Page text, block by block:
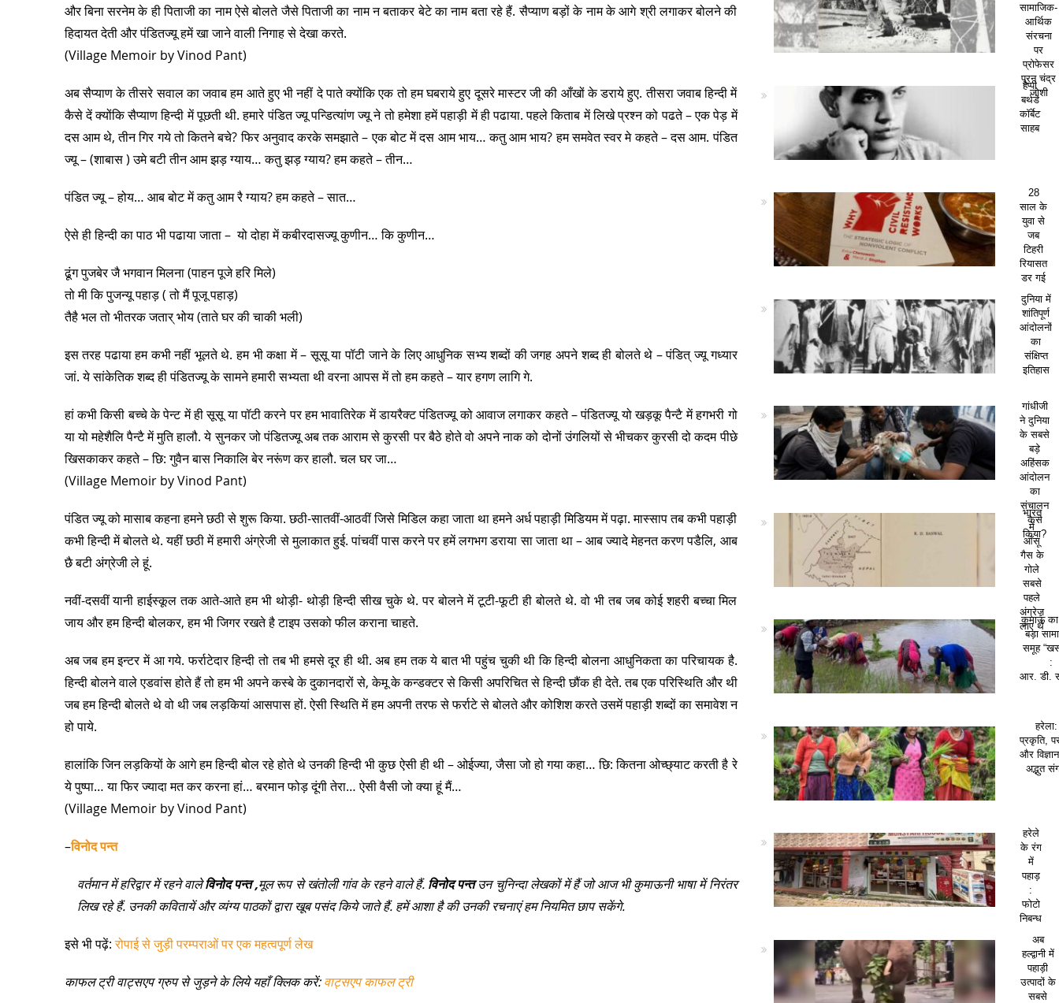
और बिना सरनेम के ही पिताजी का नाम ऐसे बोलते जैसे पिताजी का नाम न बताकर बेटे का नाम बता रहे हैं. सैप्याण बड़ों के नाम के आगे श्री लगाकर बोलने की
हिदायत देती और पंडितज्यू हमें खा जाने वाली निगाह से देखा करते.
(Village Memoir by Vinod Pant)
अब सैप्याण के तीसरे सवाल का जवाब हम आते हुए भी नहीं दे पाते क्योंकि एक तो हम घबराये हुए दूसरे मास्टर जी की आँखों के डराये हुए. तीसरा जवाब हिन्दी में
कैसे दें क्योंकि सैप्याण हिन्दी में पूछती थी. हमारे पंडित ज्यू पन्डित्यांण ज्यू ने तो हमेशा हमें पहाड़ी में ही पढाया. पहले किताब में लिखे प्रश्न को पढते – एक पेड़ में
दस आम थे, तीन गिर गये तो कितने बचे? फिर अनुवाद करके समझाते – एक बोट में दस आम भाय… कतु आम भाय? हम समवेत स्वर मे कहते – दस आम. पंडित
ज्यू – (शाबास ) उमे बटी तीन आम झड़ ग्याय… कतु झड़ ग्याय? हम कहते – तीन…
पंडित ज्यू – होय… आब बोट में कतु आम रै ग्याय? हम कहते – सात…
ऐसे ही हिन्दी का पाठ भी पढाया जाता – यो दोहा में कबीरदासज्यू कुणीन… कि कुणीन…
ढूंग पुजबेर जै भगवान मिलना (पाहन पूजे हरि मिले)
तो मी कि पुजन्यू पहाड़ ( तो मैं पूजू पहाड़)
तैहै भल तो भीतरक जतार् भोय (ताते घर की चाकी भली)
इस तरह पढाया हम कभी नहीं भूलते थे. हम भी कक्षा में – सूसू या पॉटी जाने के लिए आधुनिक सभ्य शब्दों की जगह अपने शब्द ही बोलते थे – पंडित् ज्यू गध्यार
जां. ये सांकेतिक शब्द ही पंडितज्यू के सामने हमारी सभ्यता थी वरना आपस में तो हम कहते – यार हगण लागि गे.
हां कभी किसी बच्चे के पेन्ट में ही सूसू या पॉटी करने पर हम भावातिरेक में डायरैक्ट पंडितज्यू को आवाज लगाकर कहते – पंडितज्यू यो खड़कू पैन्टै में हगभरी गो
या यो महेशैलि पैन्टै में मुति हालौ. ये सुनकर जो पंडितज्यू अब तक आराम से कुरसी पर बैठे होते वो अपने नाक को दोनों उंगलियों से भीचकर कुरसी दो कदम पीछे
खिसकाकर कहते – छि: गुवैन बास निकालि बेर नरूंण कर हालौ. चल घर जा…
(Village Memoir by Vinod Pant)
पंडित ज्यू को मासाब कहना हमने छठी से शुरू किया. छठी-सातवीं-आठवीं जिसे मिडिल कहा जाता था हमने अर्ध पहाड़ी मिडियम में पढ़ा. मास्साप तब कभी पहाड़ी
कभी हिन्दी में बोलते थे. यहीं छठी में हमारी अंग्रेजी से मुलाकात हुई. पांचवीं पास करने पर हमें लगभग डराया सा जाता था – आब ज्यादे मेहनत करण पडैलि, आब
छै बटी अंग्रेजी ले हूं.
नवीं-दसवीं यानी हाईस्कूल तक आते-आते हम भी थोड़ी- थोड़ी हिन्दी सीख चुके थे. पर बोलने में टूटी-फूटी ही बोलते थे. वो भी तब जब कोई शहरी बच्चा मिल
जाय और हम हिन्दी बोलकर, हम भी जिगर रखते है टाइप उसको फील कराना चाहते.
अब जब हम इन्टर में आ गये. फर्राटेदार हिन्दी तो तब भी हमसे दूर ही थी. अब हम तक ये बात भी पहुंच चुकी थी कि हिन्दी बोलना आधुनिकता का परिचायक है.
हिन्दी बोलने वाले एडवांस होते हैं तो हम भी अपने कस्बे के दुकानदारों से, केमू के कन्डक्टर से किसी अपरिचित से हिन्दी छौंक ही देते. तब एक परिस्थिति और थी
जब हम हिन्दी बोलते थे वो थी जब लड़कियां आसपास हों. ऐसी स्थिति में हम अपनी तरफ से फर्राटे से बोलते और कोशिश करते उसमें पहाड़ी शब्दों का समावेश न
हो पाये.
हालांकि जिन लड़कियों के आगे हम हिन्दी बोल रहे होते थे उनकी हिन्दी भी कुछ ऐसी ही थी – ओईज्या, जैसा जो हो गया कहा… छि: कितना ओच्छ्याट करती है रे
ये पुष्पा… या फिर ज्यादा मत कर करना हां… बरमान फोड़ दूंगी तेरा… ऐसी वैसी जो क्या हूं मैं…
(Village Memoir by Vinod Pant)
–विनोद पन्त
वर्तमान में हरिद्वार में रहने वालेविनोद पन्त ,मूल रूप से खंतोली गांव के रहने वाले हैं. विनोद पन्तउन चुनिन्दा लेखकों में हैं जो आज भी कुमाऊनी भाषा में निरंतर
लिख रहे हैं. उनकी कवितायें और व्यंग्य पाठकों द्वारा खूब पसंद किये जाते हैं. हमें आशा है की उनकी रचनाएं हम नियमित छाप सकेंगे.
इसे भी पढ़ें:रोपाई से जुड़ी परम्पराओं पर एक महत्वपूर्ण लेख
काफल ट्री वाट्सएप ग्रुप से जुड़ने के लिये यहाँ क्लिक करें:वाट्सएप काफल ट्री
सामाजिक-
आर्थिक
संरचना
पर
प्रोफेसर
पूरन चंद्र
जोशी
हैप्पी
बर्थडे
कॉर्बेट
साहब
28
साल के
युवा से
जब
टिहरी
रियासत
डर गई
दुनिया में
शांतिपूर्ण
आंदोलनों
का
संक्षिप्त
इतिहास
गांधीजी
ने दुनिया
के सबसे
बड़े
अहिंसक
आंदोलन
का
संचालन
कैसे
किया?
भारत
में
आँसू
गैस के
गोले
सबसे
पहले
अंग्रेज़
लाए थे
कुमाऊं
बड़ा
समूह
:
आर. डी.
हरेला:
प्रकृति,
और
अद्भुत
हरेले
के रंग
में
पहाड़
:
फोटो
निबन्ध
अब
हल्द्वानी में
पहाड़ी
उत्पादों के
सबसे